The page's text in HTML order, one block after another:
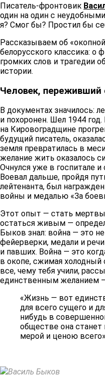
Писатель-фронтовик
один на один с
я? Смог бы? Простил бы
Рассказываем об
белорусского классика: о
громких слов и трагедии
истории.
Человек, переживший
В документах значилось:
и похоронен. Шел 1944
на Кировоградщине
будущий писатель,
земля превратилась в
желание жить оказалось
Очнулся уже в госпитале
Воевал дальше, пройдя
лейтенанта, был
войны и медалью «За
Этот опыт — стать
остаться живым —
Быков знал: война — это
фейерверки, медали и
и павших. Война — это
в окопе, сжимая
все, чему тебя учили,
единственным желанием
«Жизнь — вот
для всего сущего и
нибудь в
обществе она
мерой и ценою
Василь Быков